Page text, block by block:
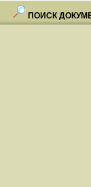
ПОИСК